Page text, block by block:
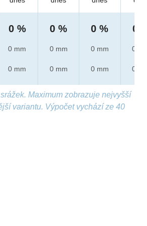
0 %
0 mm
0 mm
0 %
0 mm
0 mm
0 %
0 mm
0 mm
0 %
0 mm
0 mm
Maximum zobrazuje nejvyšší
variantu. Výpočet vychází ze 40